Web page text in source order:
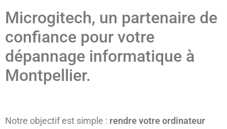
Microgitech, un partenaire de
confiance pour votre
dépannage informatique à
Montpellier.
Notre objectif est simple : rendre votre ordinateur